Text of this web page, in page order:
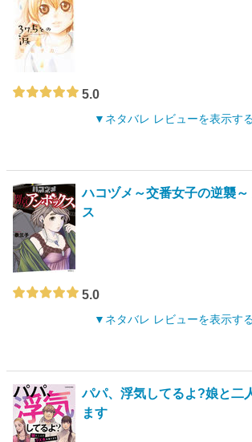
5.0
ネタバレ レビューを表示す
ハコヅメ～交番女子の逆襲～
ス
5.0
ネタバレ レビューを表示す
パパ、浮気してるよ?娘と二
ます